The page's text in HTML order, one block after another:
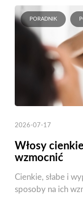
PORADNIK
2026-07-17
Włosy
wzmocnić
Cienkie, słabe i
sposoby na ich